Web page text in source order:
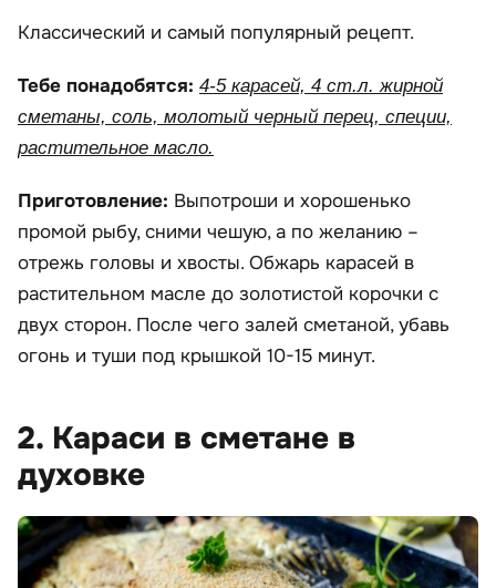
Классический и самый популярный рецепт.
Тебе понадобятся: 4-5 карасей, 4 ст.л. жирной
сметаны, соль, молотый черный перец, специи,
растительное масло.
Приготовление: Выпотроши и хорошенько
промой рыбу, сними чешую, а по желанию –
отрежь головы и хвосты. Обжарь карасей в
растительном масле до золотистой корочки с
двух сторон. После чего залей сметаной, убавь
огонь и туши под крышкой 10-15 минут.
2. Караси в сметане в
духовке